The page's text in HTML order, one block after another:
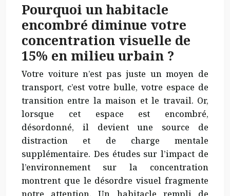
Pourquoi un habitacle
encombré diminue votre
concentration visuelle de
15% en milieu urbain ?
Votre voiture n’est pas juste un moyen de
transport, c’est votre bulle, votre espace de
transition entre la maison et le travail. Or,
lorsque cet espace est encombré,
désordonné, il devient une source de
distraction et de charge mentale
supplémentaire. Des études sur l’impact de
l’environnement sur la concentration
montrent que le désordre visuel fragmente